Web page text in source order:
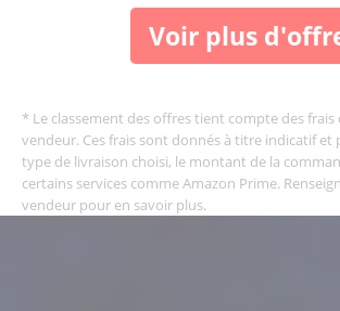
Voir plus
* Le classement des offres tient compte des
vendeur. Ces frais sont donnés à titre indicatif et
type de livraison choisi, le montant de la
certains services comme Amazon Prime.
vendeur pour en savoir plus.